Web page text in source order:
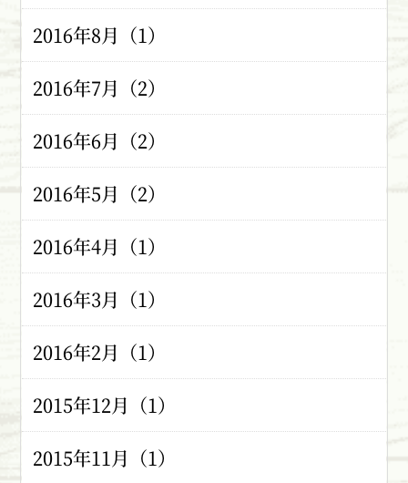
2016年8月（1）
2016年7月（2）
2016年6月（2）
2016年5月（2）
2016年4月（1）
2016年3月（1）
2016年2月（1）
2015年12月（1）
2015年11月（1）